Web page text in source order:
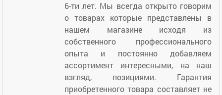
6-ти лет. Мы всегда открыто говорим
о товарах которые представлены в
нашем магазине исходя из
собственного профессионального
опыта и постоянно добавляем
ассортимент интересными, на наш
взгляд, позициями. Гарантия
приобретенного товара составляет не